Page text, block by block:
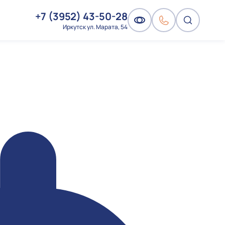
+7 (3952) 43-50-28
Иркутск ул. Марата, 54